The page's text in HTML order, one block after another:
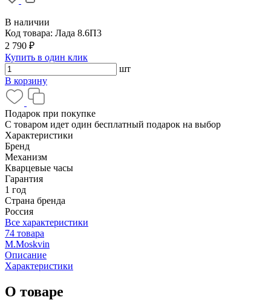
В наличии
Код товара: Лада 8.6П3
2 790 ₽
Купить в один клик
шт
В корзину
Подарок при покупке
С товаром идет один бесплатный подарок на выбор
Характеристики
Бренд
Механизм
Кварцевые часы
Гарантия
1 год
Страна бренда
Россия
Все характеристики
74 товара
M.Moskvin
Описание
Характеристики
О товаре